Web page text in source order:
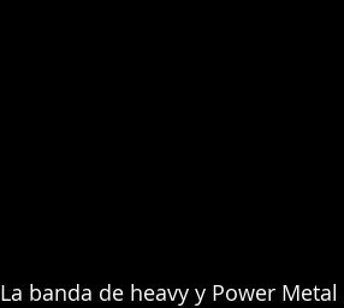
La banda de heavy y Power Metal